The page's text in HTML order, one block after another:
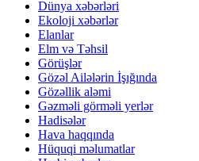
Dünya xəbərləri
Ekoloji xəbərlər
Elanlar
Elm və Təhsil
Görüşlər
Gözəl Ailələrin İşığında
Gözəllik aləmi
Gəzməli görməli yerlər
Hadisələr
Hava haqqında
Hüquqi məlumatlar